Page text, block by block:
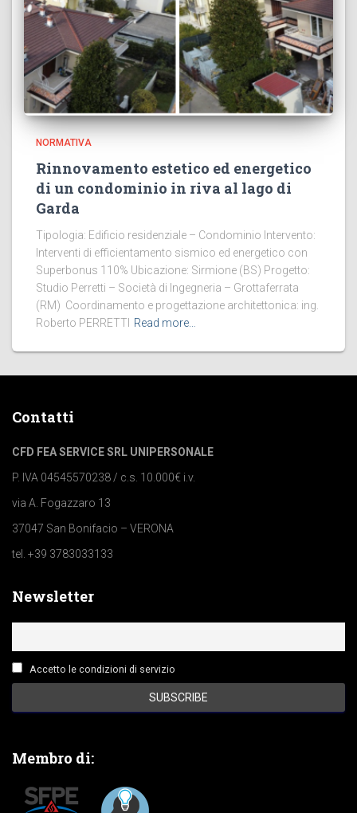
NORMATIVA
Rinnovamento estetico ed energetico
di un condominio in riva al lago di
Garda
Tipologia: Edificio residenziale – Condominio Intervento:
Interventi di efficientamento sismico ed energetico con
Superbonus 110% Ubicazione: Sirmione (BS) Progetto:
Studio Perretti – Società di Ingegneria – Grottaferrata
(RM) Coordinamento e progettazione architettonica: ing.
Roberto PERRETTI Read more…
Contatti
CFD FEA SERVICE SRL UNIPERSONALE
P. IVA 04545570238 / c.s. 10.000€ i.v.
via A. Fogazzaro 13
37047 San Bonifacio – VERONA
tel. +39 3783033133
Newsletter
Accetto le condizioni di servizio
Membro di: